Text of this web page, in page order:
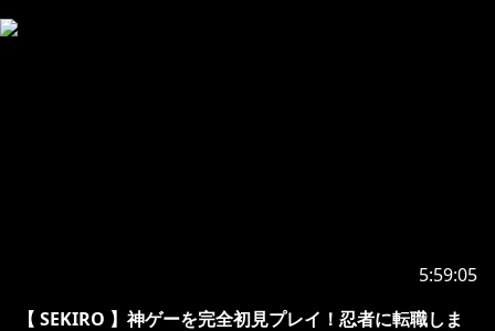
5:59:05
【 SEKIRO 】神ゲーを完全初見プレイ！忍者に転職しま